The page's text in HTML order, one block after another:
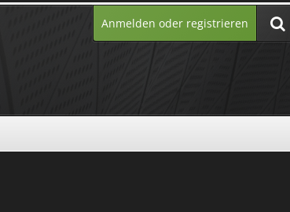
Anmelden oder registrieren